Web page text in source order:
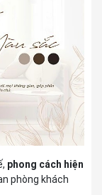
phong cách hiện
phòng khách